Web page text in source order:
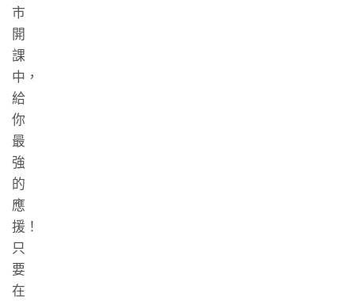
市
開
課
中，
給
你
最
強
的
應
援！
只
要
在